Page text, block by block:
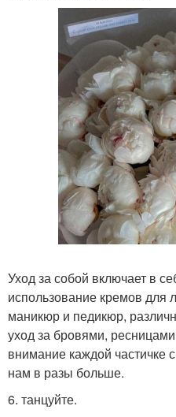
Уход за собой включает в
использование кремов для
маникюр и педикюр,
уход за бровями,
внимание каждой частичке
нам в разы больше.
6. танцуйте.